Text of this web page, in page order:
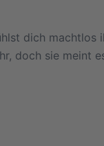
dich machtlos
doch sie meint